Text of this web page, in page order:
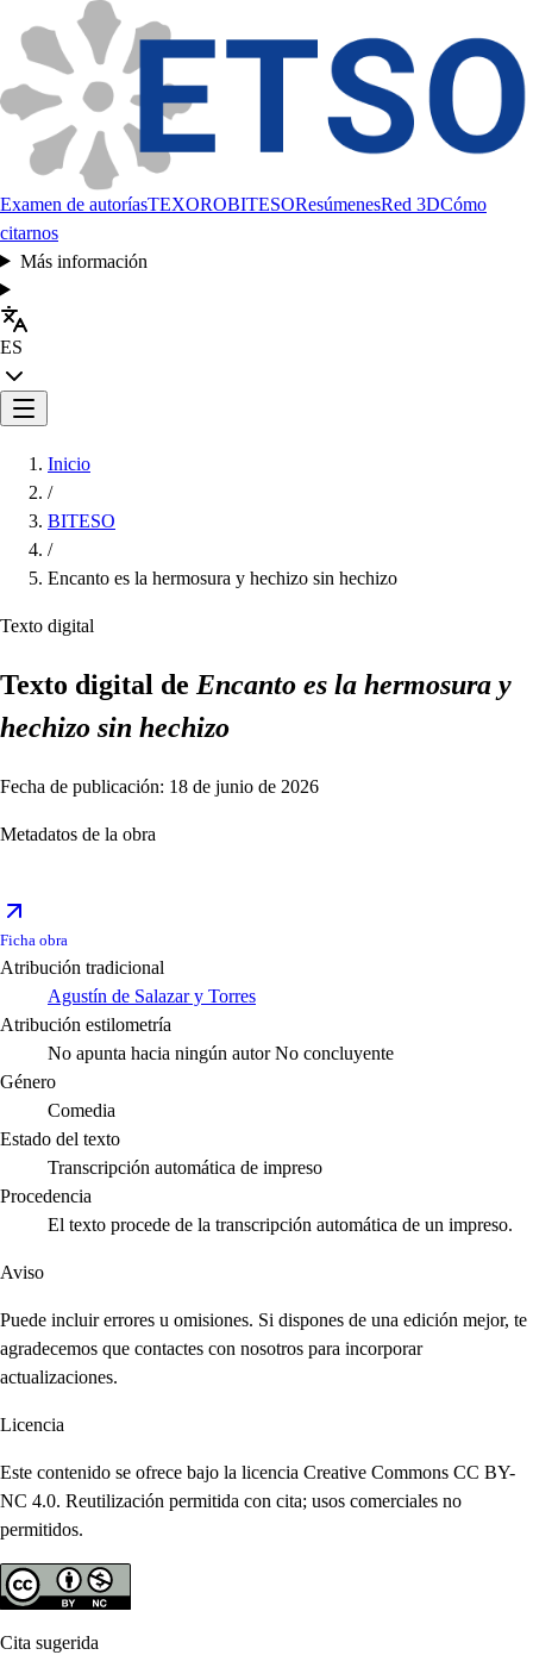
Examen de autoríasTEXOROBITESOResúmenesRed 3DCómo
citarnos
Más información
ES
Inicio
/
BITESO
/
Encanto es la hermosura y hechizo sin hechizo
Texto digital
Texto digital de Encanto es la hermosura y
hechizo sin hechizo
Fecha de publicación: 18 de junio de 2026
Metadatos de la obra
Ficha obra
Atribución tradicional
Agustín de Salazar y Torres
Atribución estilometría
No apunta hacia ningún autor No concluyente
Género
Comedia
Estado del texto
Transcripción automática de impreso
Procedencia
El texto procede de la transcripción automática de un impreso.
Aviso
Puede incluir errores u omisiones. Si dispones de una edición mejor, te
agradecemos que contactes con nosotros para incorporar
actualizaciones.
Licencia
Este contenido se ofrece bajo la licencia Creative Commons CC BY-
NC 4.0. Reutilización permitida con cita; usos comerciales no
permitidos.
Cita sugerida